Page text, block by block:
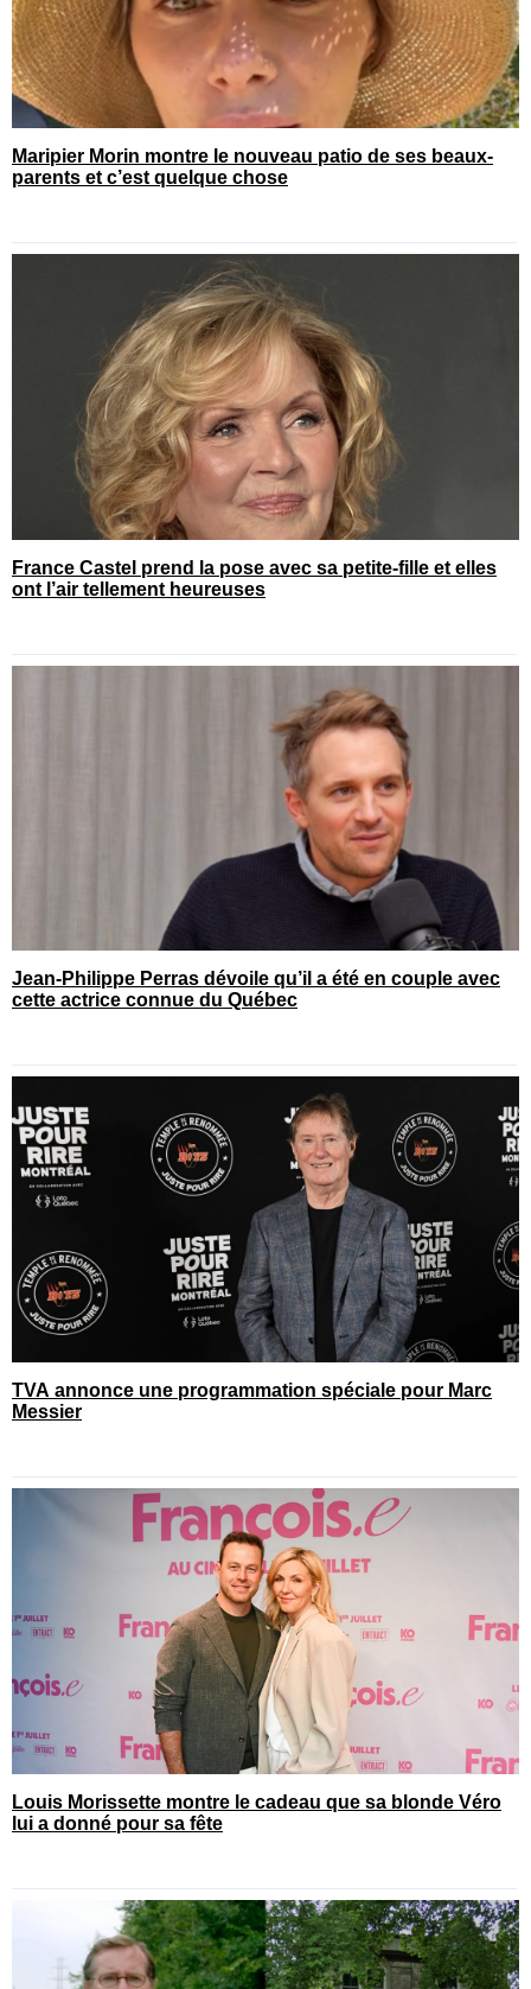
Maripier Morin montre le nouveau patio de ses beaux-
parents et c’est quelque chose
France Castel prend la pose avec sa petite-fille et elles
ont l’air tellement heureuses
Jean-Philippe Perras dévoile qu’il a été en couple avec
cette actrice connue du Québec
TVA annonce une programmation spéciale pour Marc
Messier
Louis Morissette montre le cadeau que sa blonde Véro
lui a donné pour sa fête